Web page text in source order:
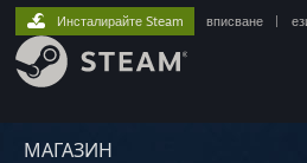
МАГАЗИН
Инсталирайте Steam вписване